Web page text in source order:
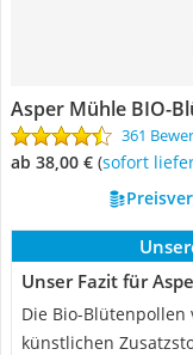
Asper Mühle BIO-
361
ab 38,00 € ( Sofort
Unser Fazit für
Die Bio-
künstlichen